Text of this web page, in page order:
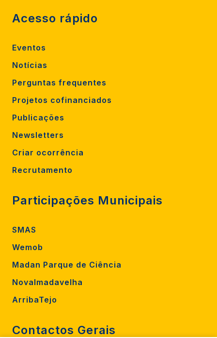
Acesso rápido
Eventos
Notícias
Perguntas frequentes
Projetos cofinanciados
Publicações
Newsletters
Criar ocorrência
Recrutamento
Participações Municipais
SMAS
Wemob
Madan Parque de Ciência
Novalmadavelha
ArribaTejo
Contactos Gerais